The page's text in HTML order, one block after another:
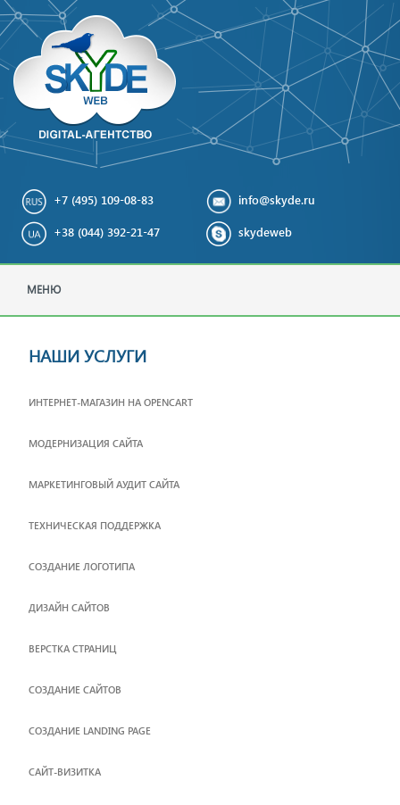
+7 (495) 109-08-83
+38 (044) 392-21-47
info@skyde.ru
skydeweb
МЕНЮ
НАШИ УСЛУГИ
ИНТЕРНЕТ-МАГАЗИН НА OPENCART
МОДЕРНИЗАЦИЯ САЙТА
МАРКЕТИНГОВЫЙ АУДИТ САЙТА
ТЕХНИЧЕСКАЯ ПОДДЕРЖКА
СОЗДАНИЕ ЛОГОТИПА
ДИЗАЙН САЙТОВ
ВЕРСТКА СТРАНИЦ
CОЗДАНИЕ САЙТОВ
СОЗДАНИЕ LANDING PAGE
САЙТ-ВИЗИТКА